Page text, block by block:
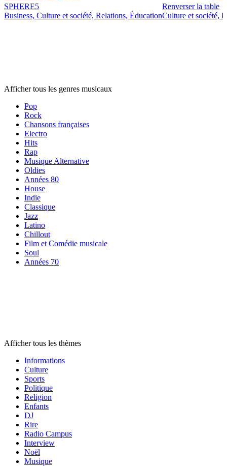
SPHERE5
Business, Culture et société, Relations, Éducation
Renverser la table
Culture et société,
Afficher tous les genres musicaux
Pop
Rock
Chansons françaises
Electro
Hits
Rap
Musique Alternative
Oldies
Années 80
House
Indie
Classique
Jazz
Latino
Chillout
Film et Comédie musicale
Soul
Années 70
Afficher tous les thèmes
Informations
Culture
Sports
Politique
Religion
Enfants
DJ
Rire
Radio Campus
Interview
Noël
Musique